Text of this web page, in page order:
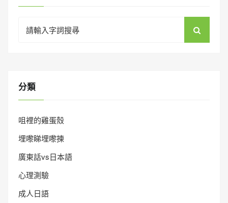
for:
分類
咀裡的雞蛋殼
埋嚟睇埋嚟揀
廣東話vs日本語
心理測驗
成人日語